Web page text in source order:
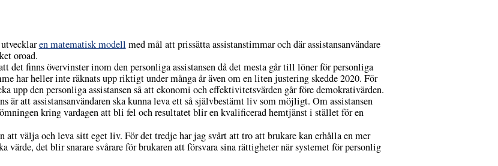
en matematisk modell med mål att prissätta assistanstimmar och där assistansanvändare
oroad.
det finns övervinster inom den personliga assistansen då det mesta går till löner för personliga
har heller inte räknats upp riktigt under många år även om en liten justering skedde 2020. För
upp den personliga assistansen så att ekonomi och effektivitetsvärden går före demokrativärden.
är att assistansanvändaren ska kunna leva ett så självbestämt liv som möjligt. Om assistansen
kring vardagen att bli fel och resultatet blir en kvalificerad hemtjänst i stället för en
att välja och leva sitt eget liv. För det tredje har jag svårt att tro att brukare kan erhålla en mer
det blir snarare svårare för brukaren att försvara sina rättigheter när systemet för personlig